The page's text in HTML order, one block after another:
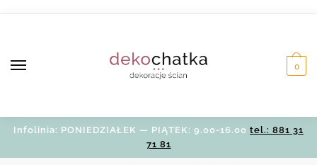
0
Infolinia: PONIEDZIAŁEK — PIĄTEK: 9.00-16.00 tel.: 881 31
71 81